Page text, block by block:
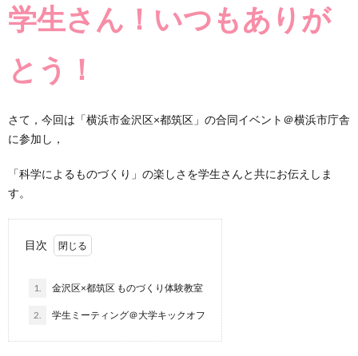
学生さん！いつもありが
とう！
さて，今回は「横浜市金沢区×都筑区」の合同イベント＠横浜市庁舎
に参加し，
「科学によるものづくり」の楽しさを学生さんと共にお伝えしま
す。
目次
1. 金沢区×都筑区 ものづくり体験教室
2. 学生ミーティング＠大学キックオフ